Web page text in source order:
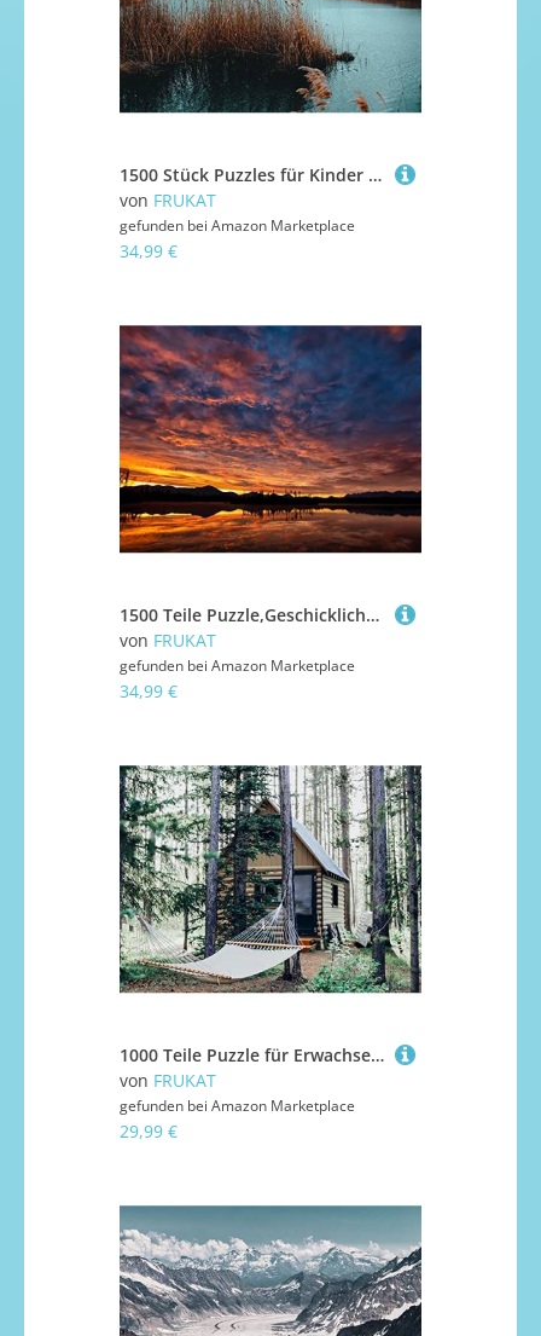
1500 Stück Puzzles für Kinder im Alter von 14 Jahren, See Schilf Sonnenuntergang 87x57cm
von FRUKAT
gefunden bei Amazon Marketplace
34,99 €
1500 Teile Puzzle,Geschicklichkeitsspiel für Die Ganze Familie - Hügel See Wasser 87x57cm
von FRUKAT
gefunden bei Amazon Marketplace
34,99 €
1000 Teile Puzzle für Erwachsene und Kinder ab 14 Jahren - Hängemattenwaldstruktur 75x50cm
von FRUKAT
gefunden bei Amazon Marketplace
29,99 €